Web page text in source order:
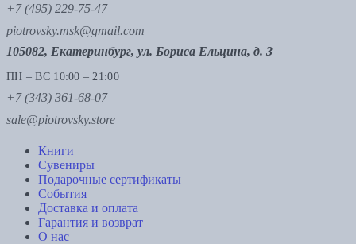
+7 (495) 229-75-47
piotrovsky.msk@gmail.com
105082, Екатеринбург, ул. Бориса Ельцина, д. 3
ПН – ВС 10:00 – 21:00
+7 (343) 361-68-07
sale@piotrovsky.store
Книги
Сувениры
Подарочные сертификаты
События
Доставка и оплата
Гарантия и возврат
О нас